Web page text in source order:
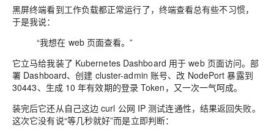
黑屏终端看到工作负载都正常运行了，终端查看总有些不习惯，
于是我说：
“我想在 web 页面查看。”
它立马给我装了 Kubernetes Dashboard 用于 web 页面访问。部
署 Dashboard、创建 cluster-admin 账号、改 NodePort 暴露到
30443、生成 10 年有效期的登录 Token，又一次一气呵成。
装完后它还从自己这边 curl 公网 IP 测试连通性，结果返回失败。
这次它没有说“等几秒就好”而是立即判断：